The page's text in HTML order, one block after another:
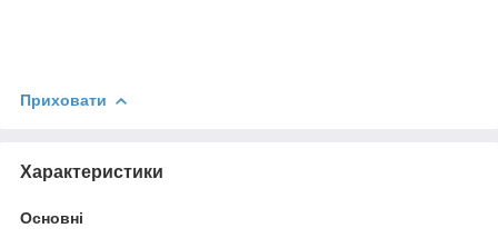
Приховати
Характеристики
Основні